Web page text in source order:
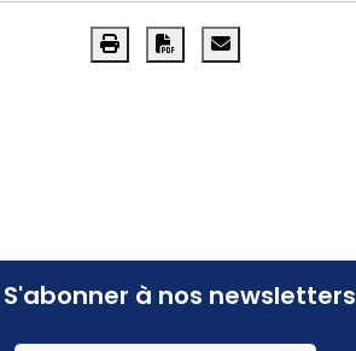
S'abonner à nos newsletters